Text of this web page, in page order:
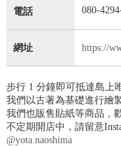
電話 080-
網址 https://
步行 1 分鐘即可抵達島上
我們以古著為基礎進行繪
我們也販售貼紙等商品，
不定期開店中，請留意
@yota.naoshima